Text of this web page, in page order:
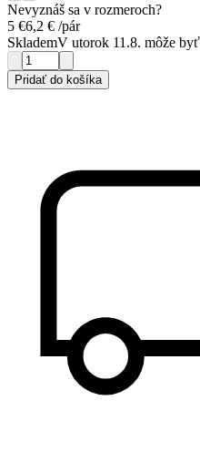
Nevyznáš sa v rozmeroch?
5 €6,2 € /pár
SklademV utorok 11.8. môže
Pridať do košíka